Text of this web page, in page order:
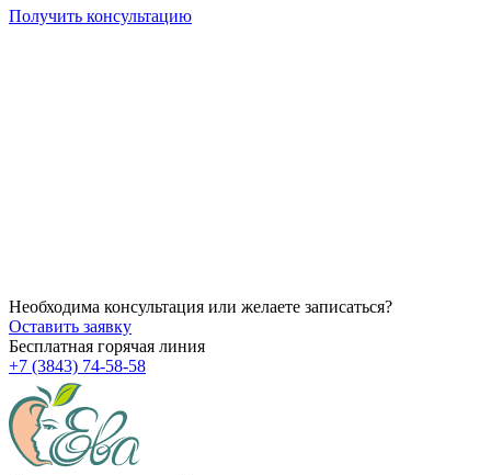
Получить консультацию
Необходима консультация или желаете записаться?
Оставить заявку
Бесплатная горячая линия
+7 (3843) 74-58-58